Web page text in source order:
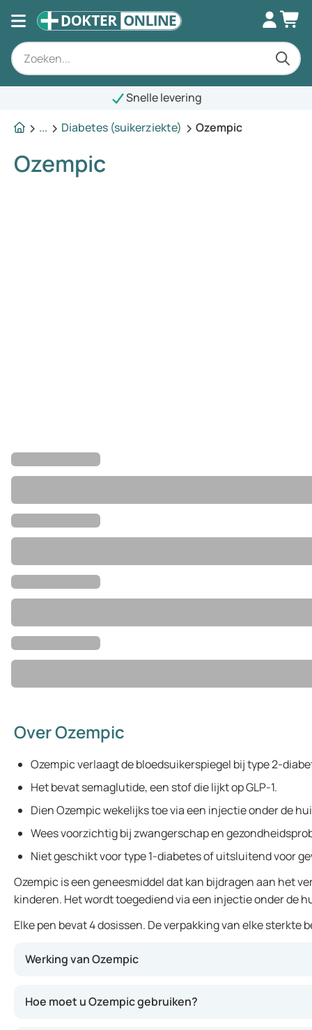
Snelle levering
...
Diabetes (suikerziekte) Ozempic
Ozempic
Over Ozempic
Ozempic verlaagt de bloedsuikerspiegel bij type 2-
Het bevat semaglutide, een stof die lijkt op GLP-1.
Dien Ozempic wekelijks toe via een injectie onder de
Wees voorzichtig bij zwangerschap en
Niet geschikt voor type 1-diabetes of uitsluitend voor
Ozempic is een geneesmiddel dat kan bijdragen aan het
kinderen. Het wordt toegediend via een injectie onder de
Elke pen bevat 4 dosissen. De verpakking van elke sterkte
Werking van Ozempic
Hoe moet u Ozempic gebruiken?